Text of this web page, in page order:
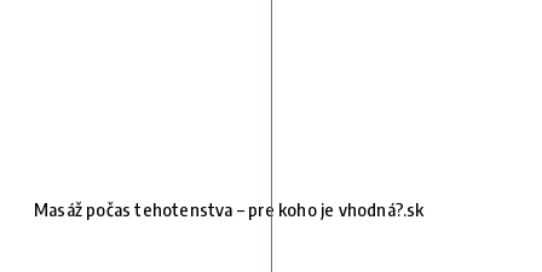
Masáž počas tehotenstva – pre koho je vhodná?.sk